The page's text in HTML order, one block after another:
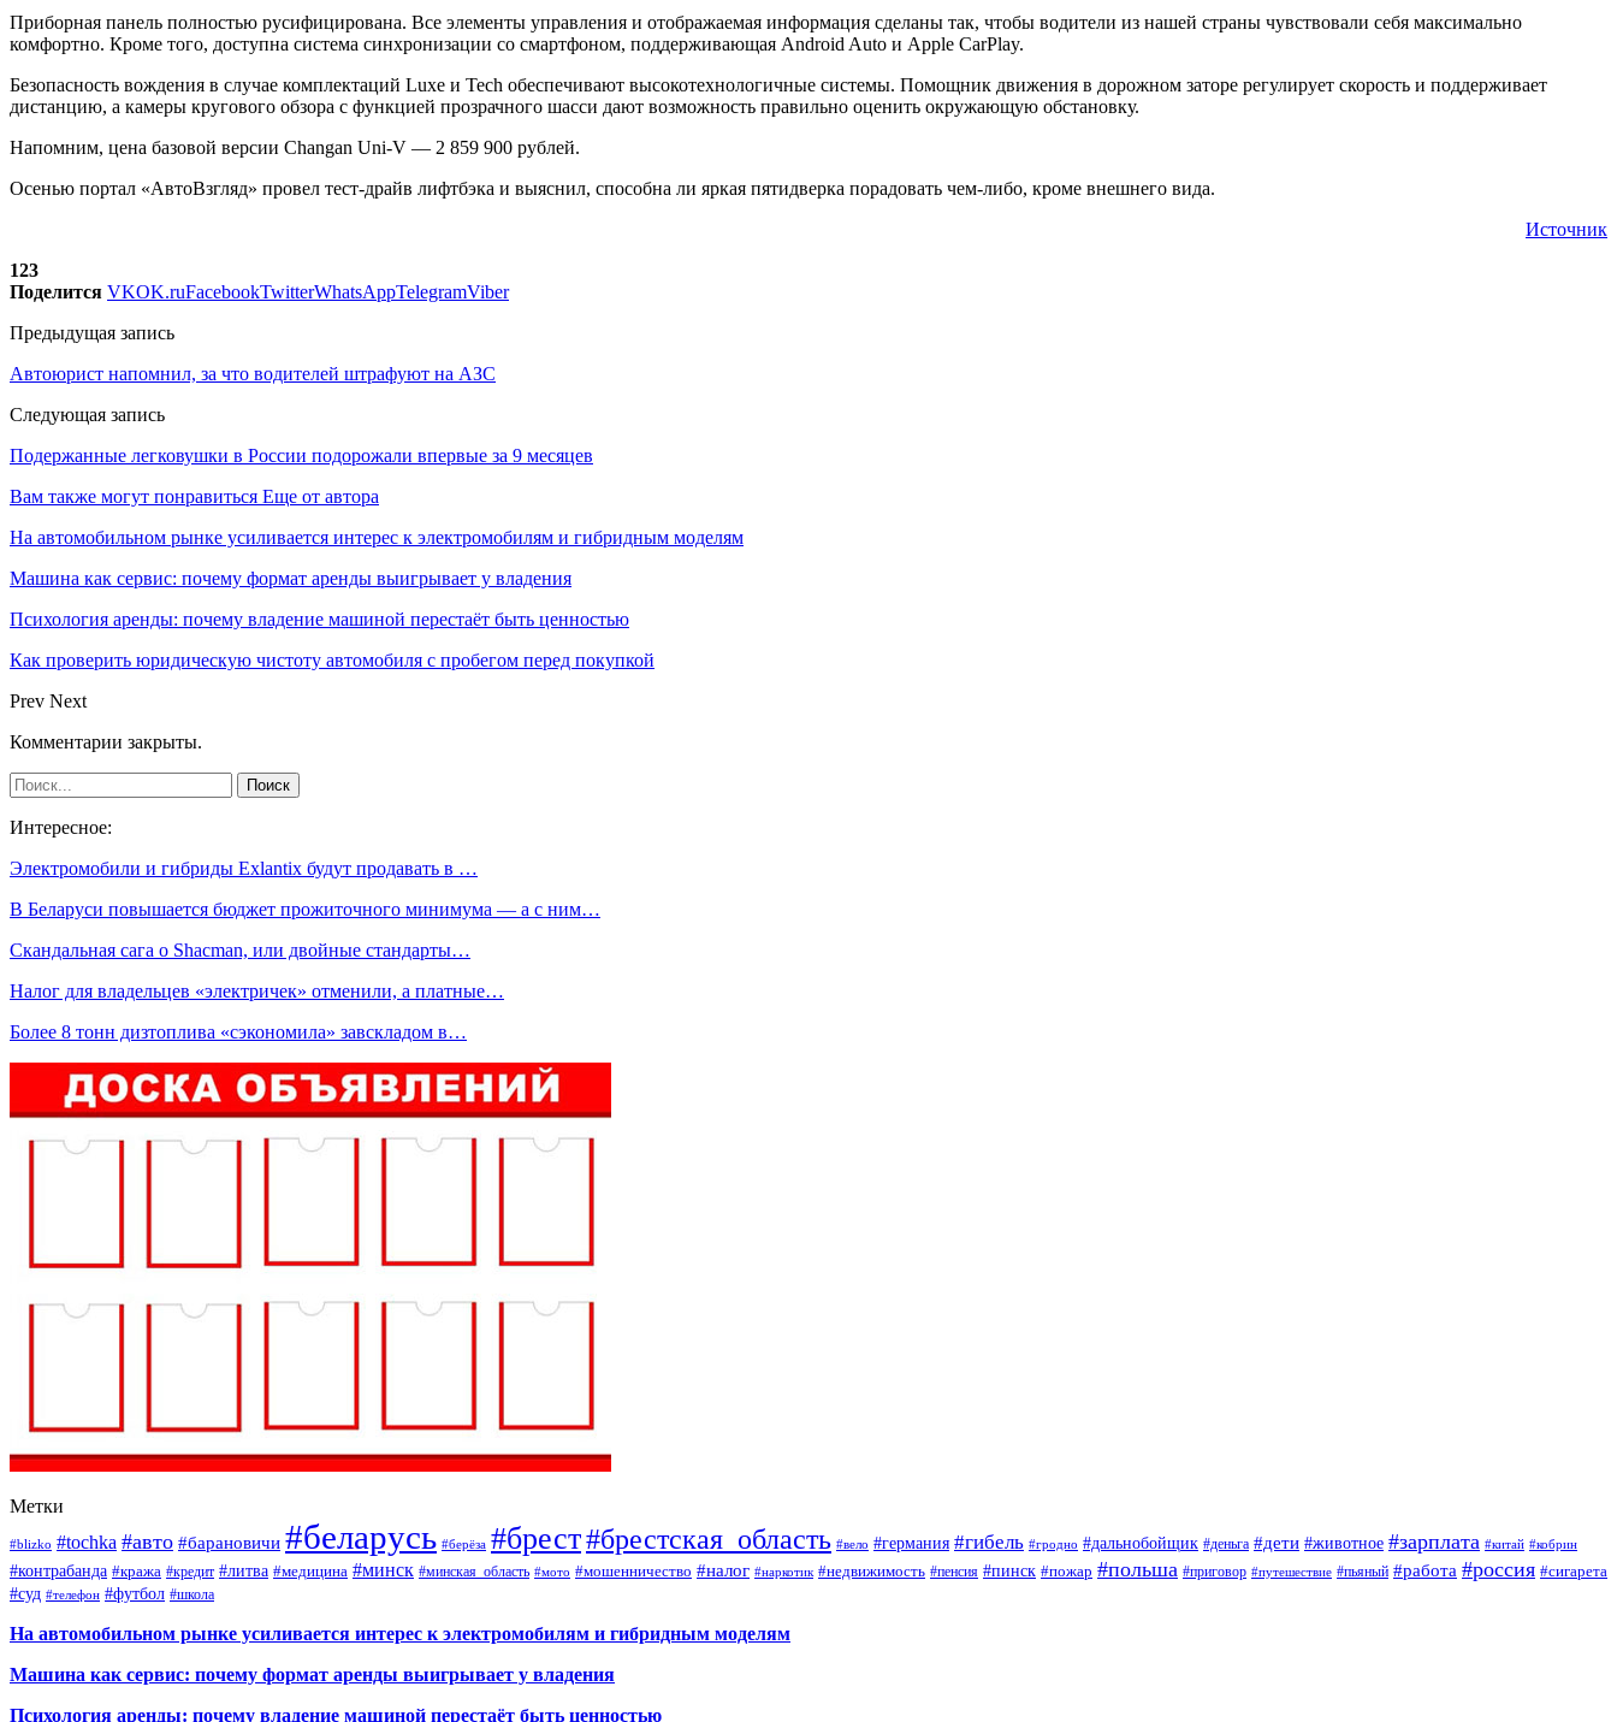
Приборная панель полностью русифицирована. Все элементы управления и отображаемая информация сделаны так, чтобы водители из нашей страны чувствовали себя максимально
комфортно. Кроме того, доступна система синхронизации со смартфоном, поддерживающая Android Auto и Apple CarPlay.
Безопасность вождения в случае комплектаций Luxe и Tech обеспечивают высокотехнологичные системы. Помощник движения в дорожном заторе регулирует скорость и поддерживает
дистанцию, а камеры кругового обзора с функцией прозрачного шасси дают возможность правильно оценить окружающую обстановку.
Напомним, цена базовой версии Changan Uni-V — 2 859 900 рублей.
Осенью портал «АвтоВзгляд» провел тест-драйв лифтбэка и выяснил, способна ли яркая пятидверка порадовать чем-либо, кроме внешнего вида.
Источник
123
Поделится VKOK.ruFacebookTwitterWhatsAppTelegramViber
Предыдущая запись
Автоюрист напомнил, за что водителей штрафуют на АЗС
Следующая запись
Подержанные легковушки в России подорожали впервые за 9 месяцев
Вам также могут понравиться Еще от автора
На автомобильном рынке усиливается интерес к электромобилям и гибридным моделям
Машина как сервис: почему формат аренды выигрывает у владения
Психология аренды: почему владение машиной перестаёт быть ценностью
Как проверить юридическую чистоту автомобиля с пробегом перед покупкой
Prev Next
Комментарии закрыты.
Интересное:
Электромобили и гибриды Exlantix будут продавать в …
В Беларуси повышается бюджет прожиточного минимума — а с ним…
Скандальная сага о Shacman, или двойные стандарты…
Налог для владельцев «электричек» отменили, а платные…
Более 8 тонн дизтоплива «сэкономила» завскладом в…
Метки
#blizko #tochka #авто #барановичи #беларусь #берёза #брест#брестская_область #вело #германия #гибель #гродно #дальнобойщик #деньга #дети #животное #зарплата #китай #кобрин
#контрабанда #кража #кредит #литва #медицина #минск #минская_область #мото #мошенничество #налог #наркотик #недвижимость #пенсия #пинск #пожар #польша #приговор #путешествие #пьяный #работа #россия #сигарета
#суд #телефон #футбол #школа
На автомобильном рынке усиливается интерес к электромобилям и гибридным моделям
Машина как сервис: почему формат аренды выигрывает у владения
Психология аренды: почему владение машиной перестаёт быть ценностью